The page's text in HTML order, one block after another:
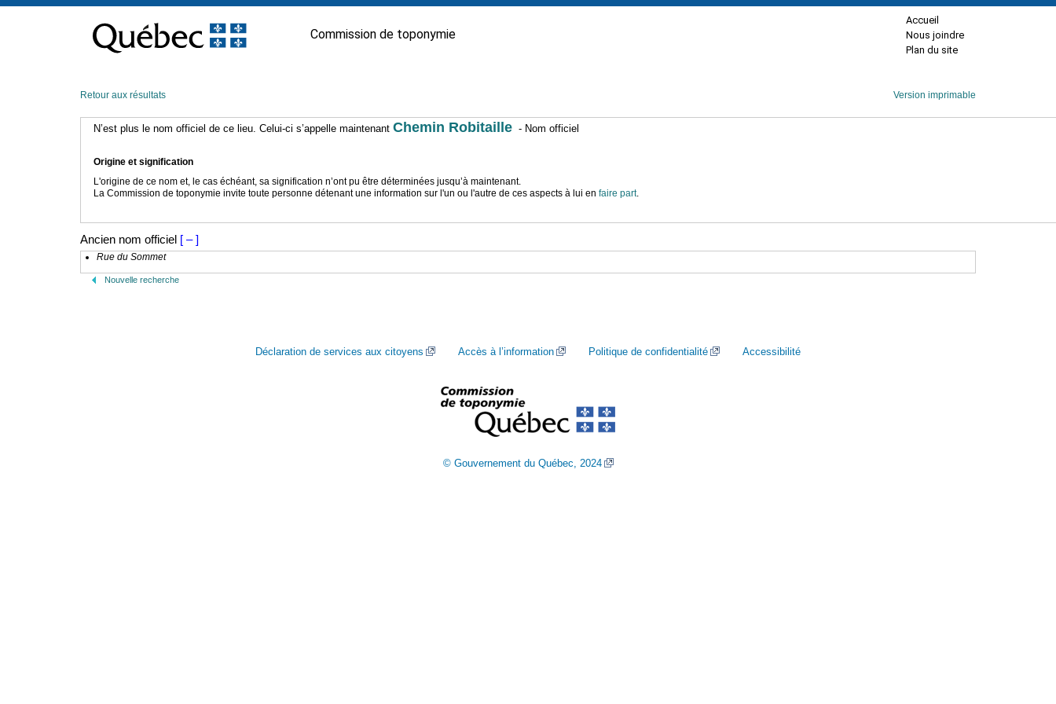
contenu
Commission de toponymie
Accueil
Nous joindre
Plan du site
Retour aux résultats Version imprimable
N’est plus le nom officiel de ce lieu. Celui-ci s’appelle maintenant Chemin Robitaille - Nom officiel
Origine et signification
L'origine de ce nom et, le cas échéant, sa signification n’ont pu être déterminées jusqu’à maintenant.
La Commission de toponymie invite toute personne détenant une information sur l'un ou l'autre de ces aspects à lui en faire part.
Ancien nom officiel [ – ]
Rue du Sommet
Nouvelle recherche
Déclaration de services aux citoyens Accès à l’information Politique de confidentialité Accessibilité
© Gouvernement du Québec, 2024